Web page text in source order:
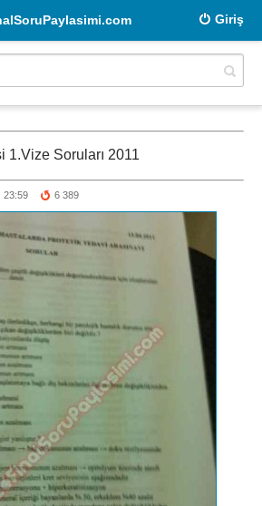
Giriş
1.Vize Soruları 2011
23:59 6 389